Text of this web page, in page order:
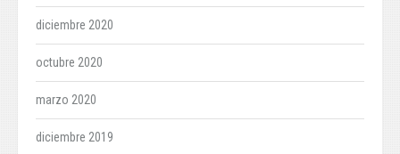
diciembre 2020
octubre 2020
marzo 2020
diciembre 2019